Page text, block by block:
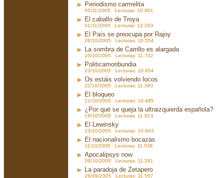
Periodismo carmelita
05/11/2005 Lecturas: 10.901
El caballo de Troya
01/11/2005 Lecturas: 12.203
El País se preocupa por Rajoy
26/10/2005 Lecturas: 10.554
La sombra de Carrillo es alargada
25/10/2005 Lecturas: 11.722
Politicamoribundia
23/10/2005 Lecturas: 10.654
Os estáis volviendo locos
22/10/2005 Lecturas: 11.083
El bloqueo
21/10/2005 Lecturas: 10.485
¿Por qué se queja la ultraizquierda española?
19/10/2005 Lecturas: 11.813
El Lewinsky
13/10/2005 Lecturas: 10.943
El nacionalismo bocazas
11/10/2005 Lecturas: 11.038
Apocalipsys now
09/10/2005 Lecturas: 11.281
La paradoja de Zetapero
26/09/2005 Lecturas: 11.557